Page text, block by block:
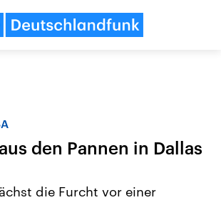
den Pannen in Dallas
die Furcht vor einer